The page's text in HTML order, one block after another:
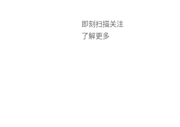
即刻扫描关注
了解更多